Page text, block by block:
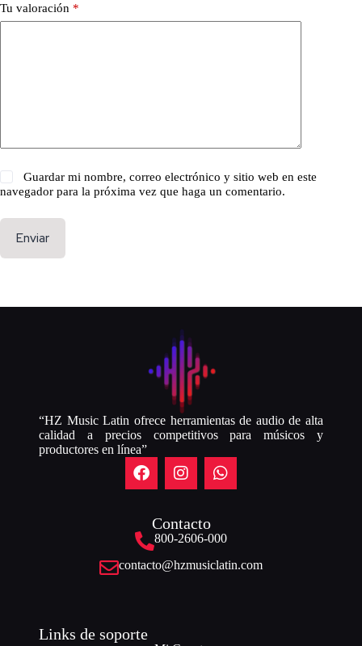
Tu valoración *
Guardar mi nombre, correo electrónico y sitio web en este
navegador para la próxima vez que haga un comentario.
Enviar
“HZ Music Latin ofrece herramientas de audio de alta
calidad a precios competitivos para músicos y
productores en línea”
Contacto
800-2606-000
contacto@hzmusiclatin.com
Links de soporte